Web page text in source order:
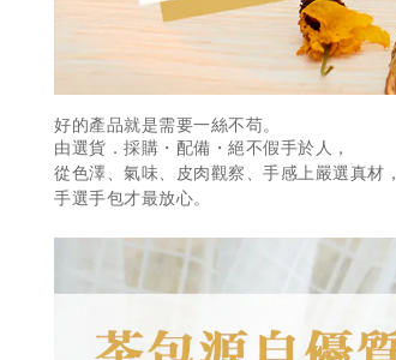
好的產品就是需要一絲不苟。
由選貨．採購・配備・絕不假手於人，
從色澤、氣味、皮肉觀察、手感上嚴選真材，
手選手包才最放心。